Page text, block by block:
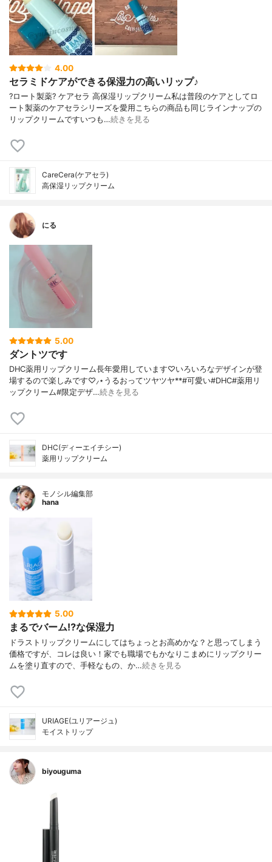
4.00
セラミドケアができる保湿力の高いリップ♪
?ロート製薬? ケアセラ 高保湿リップクリーム私は普段のケアとしてロ
ート製薬のケアセラシリーズを愛用こちらの商品も同じラインナップの
リップクリームですいつも…続きを見る
CareCera(ケアセラ)
高保湿リップクリーム
にる
5.00
ダントツです
DHC薬用リップクリーム長年愛用しています♡いろいろなデザインが登
場するので楽しみです♡⸝⋆うるおってツヤツヤ**#可愛い#DHC#薬用リ
ップクリーム#限定デザ…続きを見る
DHC(ディーエイチシー)
薬用リップクリーム
モノシル編集部
hana
5.00
まるでバーム⁉な保湿力
ドラストリップクリームにしてはちょっとお高めかな？と思ってしまう
価格ですが、コレは良い！家でも職場でもかなりこまめにリップクリー
ムを塗り直すので、手軽なもの、か…続きを見る
URIAGE(ユリアージュ)
モイストリップ
biyouguma